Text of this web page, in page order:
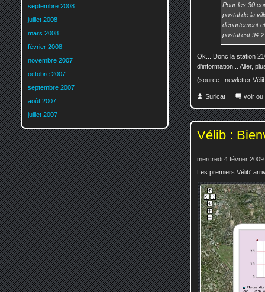
Pour les 30
postal de la
département
postal est 94
Ok... Donc la station
d'information... Aller,
(source : newletter
Suricat voir ou
Vélib :
mercredi 4 février 2009
Les premiers Vélib'
septembre 2008
juillet 2008
mars 2008
février 2008
novembre 2007
octobre 2007
septembre 2007
août 2007
juillet 2007